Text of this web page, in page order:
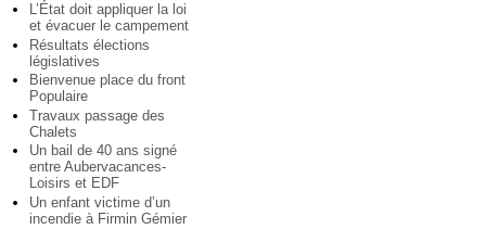
L’État doit appliquer la loi
et évacuer le campement
Résultats élections
législatives
Bienvenue place du front
Populaire
Travaux passage des
Chalets
Un bail de 40 ans signé
entre Aubervacances-
Loisirs et EDF
Un enfant victime d’un
incendie à Firmin Gémier